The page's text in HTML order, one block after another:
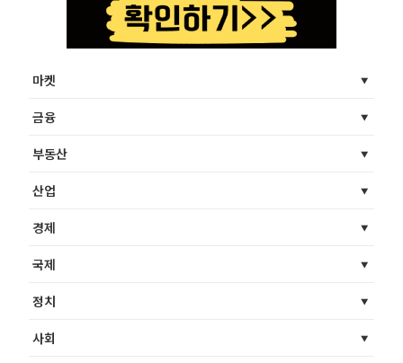
마켓
금융
부동산
산업
경제
국제
정치
사회